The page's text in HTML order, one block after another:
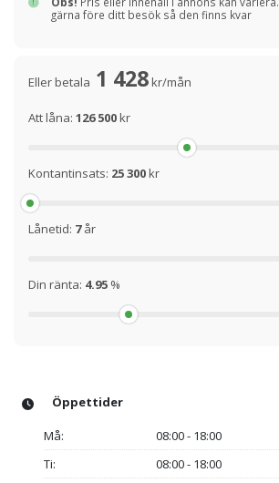
gärna före ditt besök så den finns kvar
Eller betala 1 428kr/mån
Att låna: 126 500kr
Kontantinsats: 25 300kr
Lånetid: 7år
Din ränta: 4.95 %
Öppettider
Må:
08:00 - 18:00
Ti:
08:00 - 18:00